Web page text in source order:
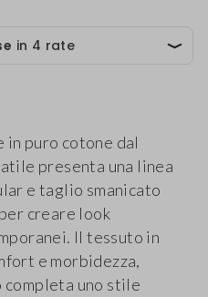
in puro cotone dal
presenta una linea
e taglio smanicato
creare look
Il tessuto in
e morbidezza,
uno stile